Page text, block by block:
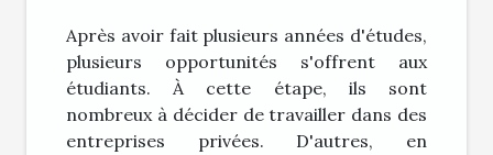
Après avoir fait plusieurs années d'études,
plusieurs opportunités s'offrent aux
étudiants. À cette étape, ils sont
nombreux à décider de travailler dans des
entreprises privées. D'autres, en